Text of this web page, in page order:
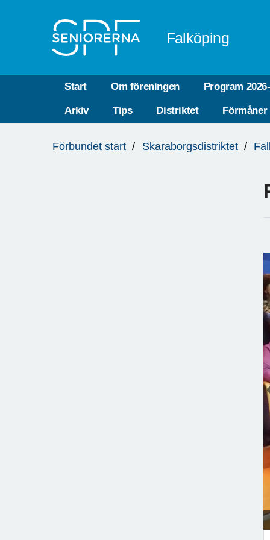
Falköping
Start Om föreningen Program
Arkiv Tips Distriktet Förmåner
är
Förbundet start Skaraborgsdistriktet